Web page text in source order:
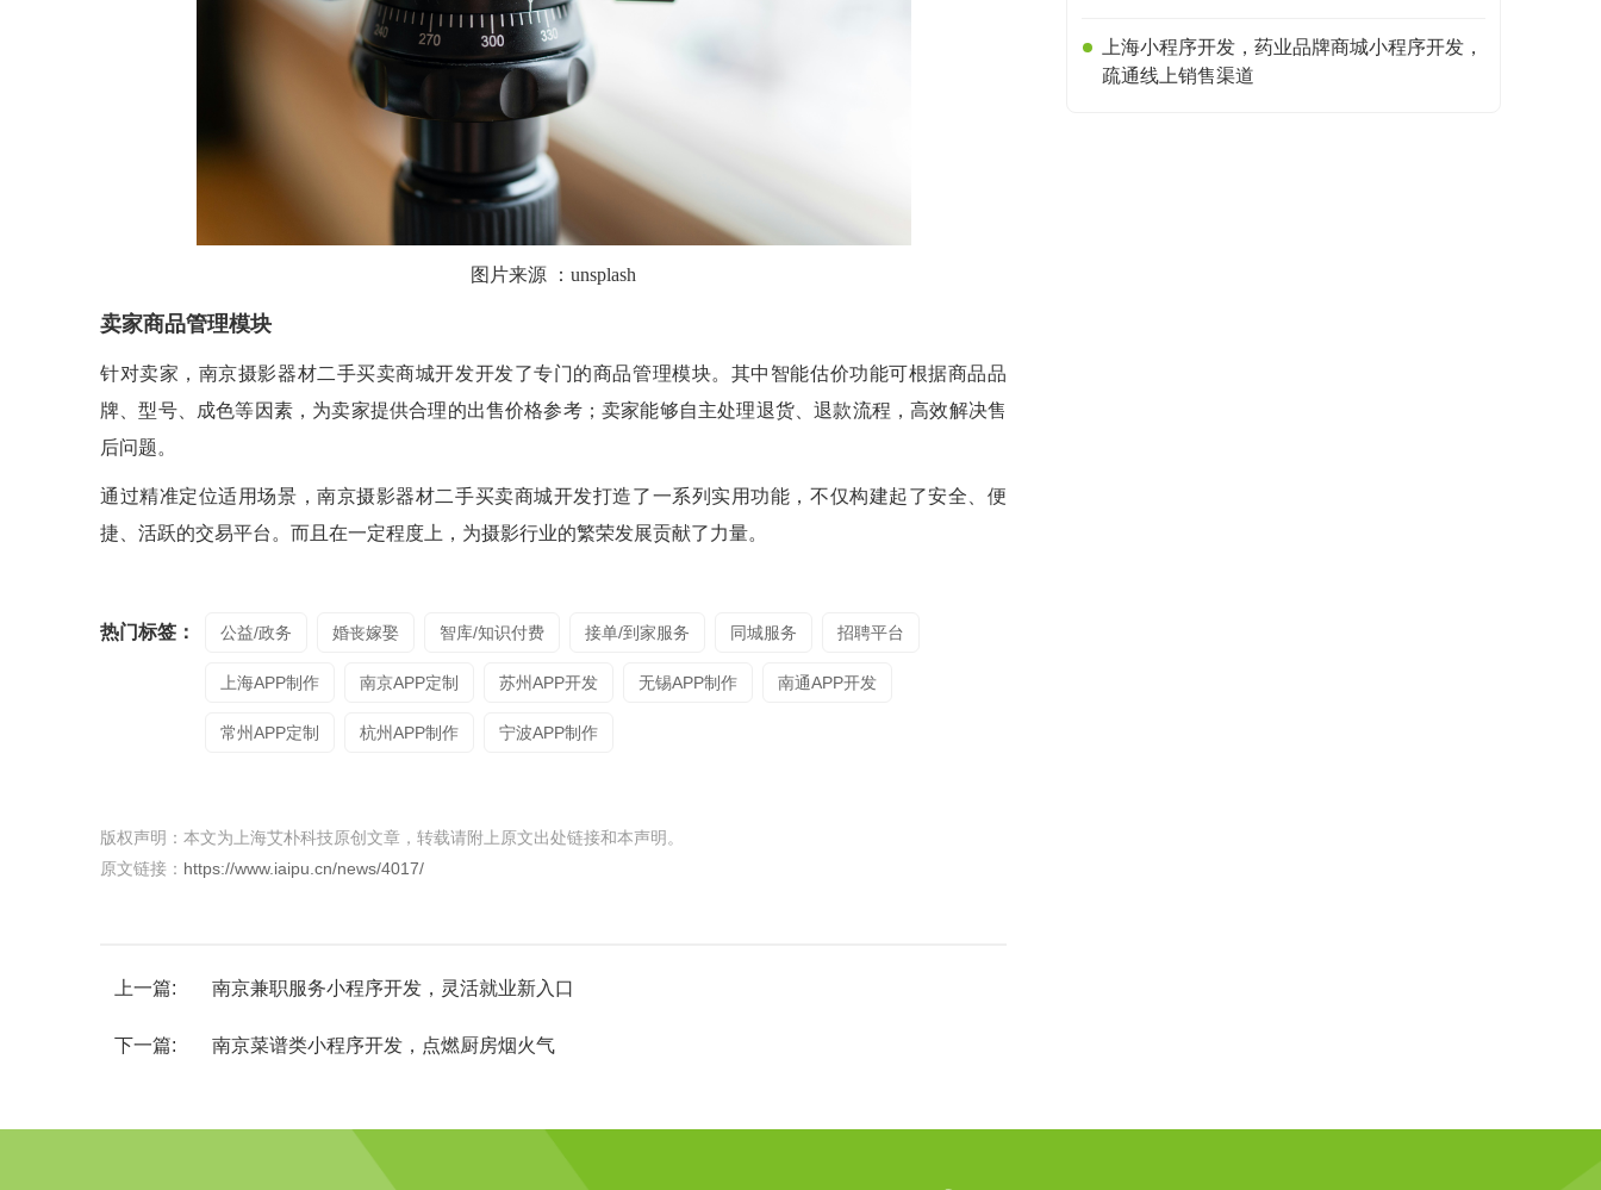
图片来源 ： unsplash
卖家商品管理模块
针对卖家，南京摄影器材二手买卖商城开发开发了专门的商品管理模块。其中智能估价功能可根据商品品
牌、型号、成色等因素，为卖家提供合理的出售价格参考；卖家能够自主处理退货、退款流程，高效解决售
后问题。
通过精准定位适用场景，南京摄影器材二手买卖商城开发打造了一系列实用功能，不仅构建起了安全、便
捷、活跃的交易平台。而且在一定程度上，为摄影行业的繁荣发展贡献了力量。
热门标签： 公益/政务 婚丧嫁娶 智库/知识付费 接单/到家服务 同城服务 招聘平台
上海APP制作 南京APP定制 苏州APP开发 无锡APP制作 南通APP开发
常州APP定制 杭州APP制作 宁波APP制作
版权声明：本文为上海艾朴科技原创文章，转载请附上原文出处链接和本声明。
原文链接： https://www.iaipu.cn/news/4017/
上一篇: 南京兼职服务小程序开发，灵活就业新入口
下一篇: 南京菜谱类小程序开发，点燃厨房烟火气
上海小程序开发，药业品牌商城小程序开发，
疏通线上销售渠道